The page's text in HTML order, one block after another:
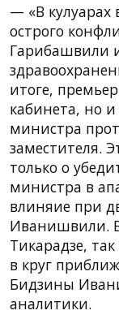
— «В кулуарах
острого
Гарибашвили
итоге,
кабинета, но
министра
заместителя.
только о
министра в
влиняие при
Иванишвили.
Тикарадзе,
в круг
Бидзины
аналитики.